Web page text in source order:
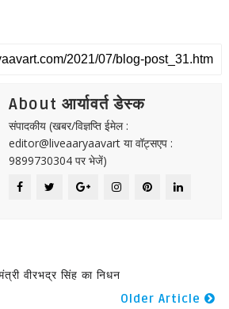
About आर्यावर्त डेस्क
संपादकीय (खबर/विज्ञप्ति ईमेल :
editor@liveaaryaavart या वॉट्सएप :
9899730304 पर भेजें)
वीरभद्र सिंह का निधन
Older Article